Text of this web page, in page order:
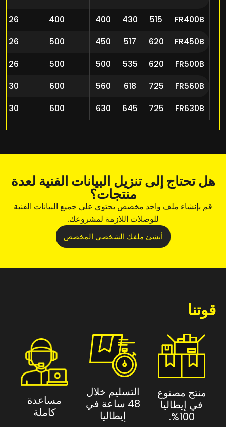
FR400B
515
430
400
400
26
FR450B
620
517
450
500
26
FR500B
620
535
500
500
26
FR560B
725
618
560
600
30
FR630B
725
645
630
600
30
هل تحتاج إلى تنزيل البيانات الفنية لعدة
منتجات؟
قم بإنشاء ملف واحد مخصص يحتوي على جميع البيانات الفنية
للوصلات اللازمة لمشروعك.
أنشئ ملفك الشخصي المخصص
قوتنا
منتج مصنوع
في إيطاليا
100%.
التسليم خلال
48 ساعة في
إيطاليا
مساعدة
كاملة